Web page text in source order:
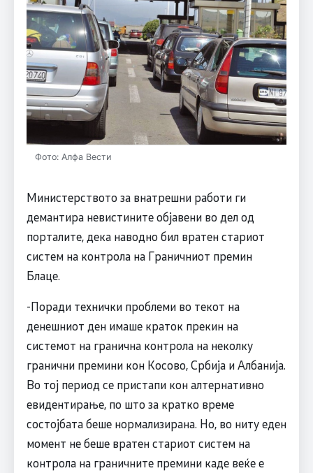
Фото: Алфа Вести
Министерството за внатрешни работи ги
демантира невистините објавени во дел од
порталите, дека наводно бил вратен стариот
систем на контрола на Граничниот премин
Блаце.
-Поради технички проблеми во текот на
денешниот ден имаше краток прекин на
системот на гранична контрола на неколку
гранични премини кон Косово, Србија и Албанија.
Во тој период се пристапи кон алтернативно
евидентирање, по што за кратко време
состојбата беше нормализирана. Но, во ниту еден
момент не беше вратен стариот систем на
контрола на граничните премини каде веќе е